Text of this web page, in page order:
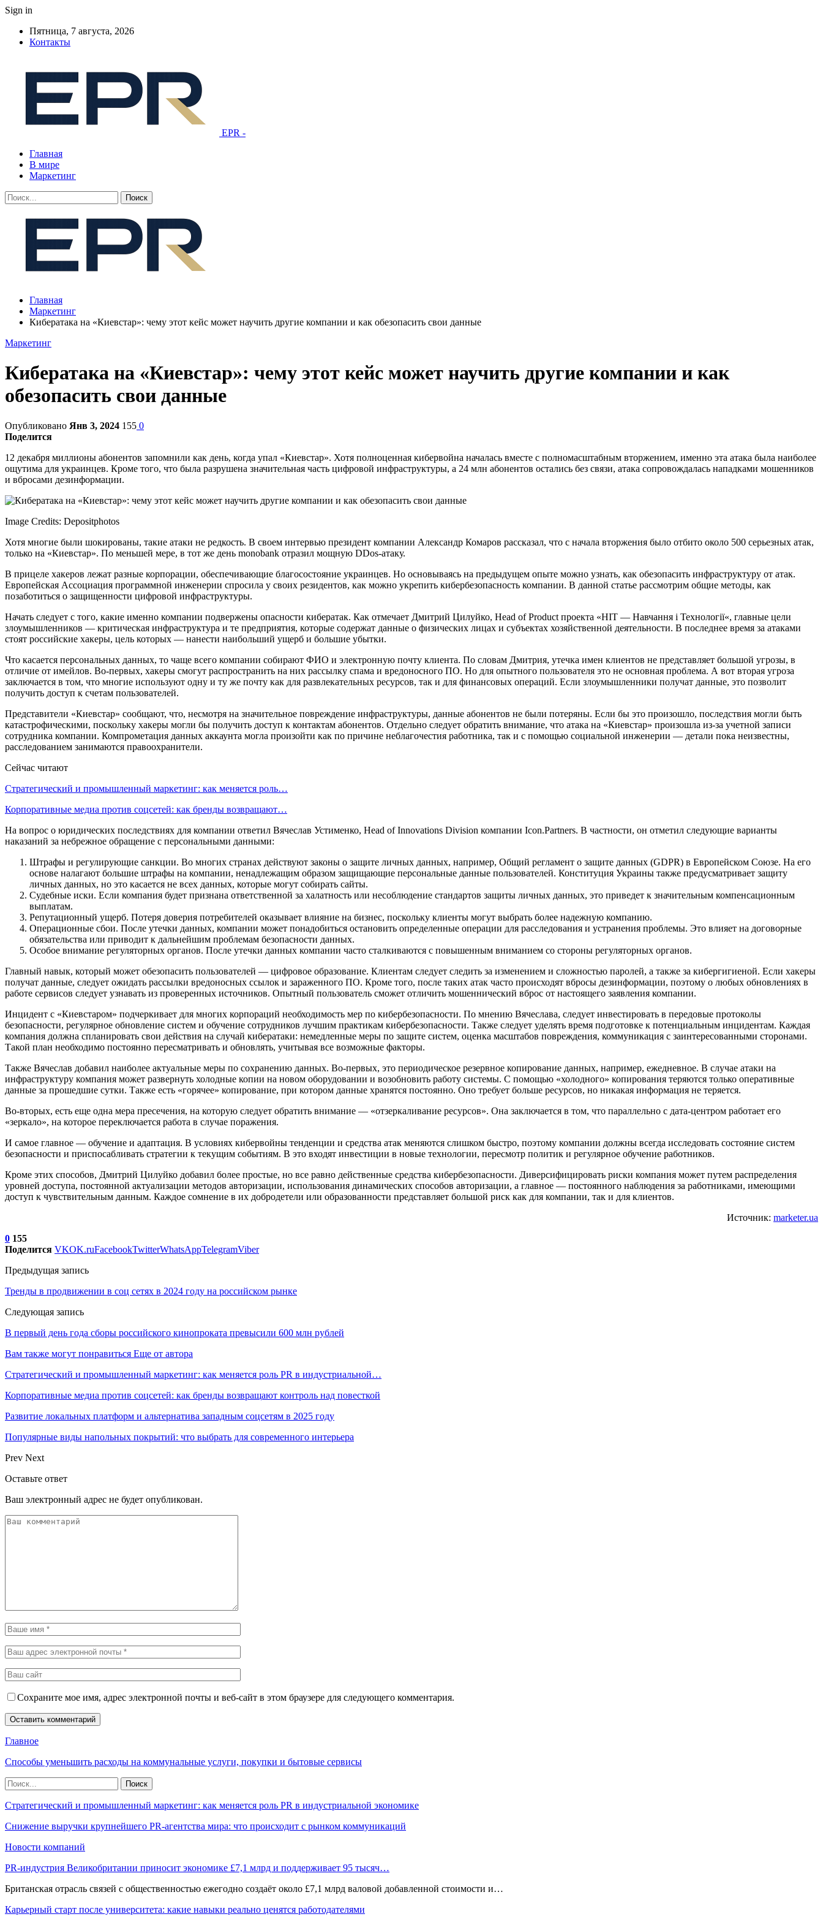
Sign in
Пятница, 7 августа, 2026
Контакты
EPR -
Главная
В мире
Маркетинг
Главная
Маркетинг
Кибератака на «Киевстар»: чему этот кейс может научить другие компании и как обезопасить свои данные
Маркетинг
Кибератака на «Киевстар»: чему этот кейс может научить другие компании и как
обезопасить свои данные
Опубликовано Янв 3, 2024 155 0
Поделится
12 декабря миллионы абонентов запомнили как день, когда упал «Киевстар». Хотя полноценная кибервойна началась вместе с полномасштабным вторжением, именно эта атака была наиболее
ощутима для украинцев. Кроме того, что была разрушена значительная часть цифровой инфраструктуры, а 24 млн абонентов остались без связи, атака сопровождалась нападками мошенников
и вбросами дезинформации.
Image Credits: Depositphotos
Хотя многие были шокированы, такие атаки не редкость. В своем интервью президент компании Александр Комаров рассказал, что с начала вторжения было отбито около 500 серьезных атак,
только на «Киевстар». По меньшей мере, в тот же день monobank отразил мощную DDos-атаку.
В прицеле хакеров лежат разные корпорации, обеспечивающие благосостояние украинцев. Но основываясь на предыдущем опыте можно узнать, как обезопасить инфраструктуру от атак.
Европейская Ассоциация программной инженерии спросила у своих резидентов, как можно укрепить кибербезопасность компании. В данной статье рассмотрим общие методы, как
позаботиться о защищенности цифровой инфраструктуры.
Начать следует с того, какие именно компании подвержены опасности кибератак. Как отмечает Дмитрий Цилуйко, Head of Product проекта «НІТ — Навчання і Технології«, главные цели
злоумышленников — критическая инфраструктура и те предприятия, которые содержат данные о физических лицах и субъектах хозяйственной деятельности. В последнее время за атаками
стоят российские хакеры, цель которых — нанести наибольший ущерб и большие убытки.
Что касается персональных данных, то чаще всего компании собирают ФИО и электронную почту клиента. По словам Дмитрия, утечка имен клиентов не представляет большой угрозы, в
отличие от имейлов. Во-первых, хакеры смогут распространить на них рассылку спама и вредоносного ПО. Но для опытного пользователя это не основная проблема. А вот вторая угроза
заключается в том, что многие используют одну и ту же почту как для развлекательных ресурсов, так и для финансовых операций. Если злоумышленники получат данные, это позволит
получить доступ к счетам пользователей.
Представители «Киевстар» сообщают, что, несмотря на значительное повреждение инфраструктуры, данные абонентов не были потеряны. Если бы это произошло, последствия могли быть
катастрофическими, поскольку хакеры могли бы получить доступ к контактам абонентов. Отдельно следует обратить внимание, что атака на «Киевстар» произошла из-за учетной записи
сотрудника компании. Компрометация данных аккаунта могла произойти как по причине неблагочестия работника, так и с помощью социальной инженерии — детали пока неизвестны,
расследованием занимаются правоохранители.
Сейчас читают
Стратегический и промышленный маркетинг: как меняется роль…
Корпоративные медиа против соцсетей: как бренды возвращают…
На вопрос о юридических последствиях для компании ответил Вячеслав Устименко, Head of Innovations Division компании Icon.Partners. В частности, он отметил следующие варианты
наказаний за небрежное обращение с персональными данными:
Штрафы и регулирующие санкции. Во многих странах действуют законы о защите личных данных, например, Общий регламент о защите данных (GDPR) в Европейском Союзе. На его
основе налагают большие штрафы на компании, ненадлежащим образом защищающие персональные данные пользователей. Конституция Украины также предусматривает защиту
личных данных, но это касается не всех данных, которые могут собирать сайты.
Судебные иски. Если компания будет признана ответственной за халатность или несоблюдение стандартов защиты личных данных, это приведет к значительным компенсационным
выплатам.
Репутационный ущерб. Потеря доверия потребителей оказывает влияние на бизнес, поскольку клиенты могут выбрать более надежную компанию.
Операционные сбои. После утечки данных, компании может понадобиться остановить определенные операции для расследования и устранения проблемы. Это влияет на договорные
обязательства или приводит к дальнейшим проблемам безопасности данных.
Особое внимание регуляторных органов. После утечки данных компании часто сталкиваются с повышенным вниманием со стороны регуляторных органов.
Главный навык, который может обезопасить пользователей — цифровое образование. Клиентам следует следить за изменением и сложностью паролей, а также за кибергигиеной. Если хакеры
получат данные, следует ожидать рассылки вредоносных ссылок и зараженного ПО. Кроме того, после таких атак часто происходят вбросы дезинформации, поэтому о любых обновлениях в
работе сервисов следует узнавать из проверенных источников. Опытный пользователь сможет отличить мошеннический вброс от настоящего заявления компании.
Инцидент с «Киевстаром» подчеркивает для многих корпораций необходимость мер по кибербезопасности. По мнению Вячеслава, следует инвестировать в передовые протоколы
безопасности, регулярное обновление систем и обучение сотрудников лучшим практикам кибербезопасности. Также следует уделять время подготовке к потенциальным инцидентам. Каждая
компания должна спланировать свои действия на случай кибератаки: немедленные меры по защите систем, оценка масштабов повреждения, коммуникация с заинтересованными сторонами.
Такой план необходимо постоянно пересматривать и обновлять, учитывая все возможные факторы.
Также Вячеслав добавил наиболее актуальные меры по сохранению данных. Во-первых, это периодическое резервное копирование данных, например, ежедневное. В случае атаки на
инфраструктуру компания может развернуть холодные копии на новом оборудовании и возобновить работу системы. С помощью «холодного» копирования теряются только оперативные
данные за прошедшие сутки. Также есть «горячее» копирование, при котором данные хранятся постоянно. Оно требует больше ресурсов, но никакая информация не теряется.
Во-вторых, есть еще одна мера пресечения, на которую следует обратить внимание — «отзеркаливание ресурсов». Она заключается в том, что параллельно с дата-центром работает его
«зеркало», на которое переключается работа в случае поражения.
И самое главное — обучение и адаптация. В условиях кибервойны тенденции и средства атак меняются слишком быстро, поэтому компании должны всегда исследовать состояние систем
безопасности и приспосабливать стратегии к текущим событиям. В это входят инвестиции в новые технологии, пересмотр политик и регулярное обучение работников.
Кроме этих способов, Дмитрий Цилуйко добавил более простые, но все равно действенные средства кибербезопасности. Диверсифицировать риски компания может путем распределения
уровней доступа, постоянной актуализации методов авторизации, использования динамических способов авторизации, а главное — постоянного наблюдения за работниками, имеющими
доступ к чувствительным данным. Каждое сомнение в их добродетели или образованности представляет большой риск как для компании, так и для клиентов.
Источник: marketer.ua
0 155
Поделится VKOK.ruFacebookTwitterWhatsAppTelegramViber
Предыдущая запись
Тренды в продвижении в соц сетях в 2024 году на российском рынке
Следующая запись
В первый день года сборы российского кинопроката превысили 600 млн рублей
Вам также могут понравиться Еще от автора
Стратегический и промышленный маркетинг: как меняется роль PR в индустриальной…
Корпоративные медиа против соцсетей: как бренды возвращают контроль над повесткой
Развитие локальных платформ и альтернатива западным соцсетям в 2025 году
Популярные виды напольных покрытий: что выбрать для современного интерьера
Prev Next
Оставьте ответ
Ваш электронный адрес не будет опубликован.
Сохраните мое имя, адрес электронной почты и веб-сайт в этом браузере для следующего комментария.
Главное
Способы уменьшить расходы на коммунальные услуги, покупки и бытовые сервисы
Стратегический и промышленный маркетинг: как меняется роль PR в индустриальной экономике
Снижение выручки крупнейшего PR-агентства мира: что происходит с рынком коммуникаций
Новости компаний
PR-индустрия Великобритании приносит экономике £7,1 млрд и поддерживает 95 тысяч…
Британская отрасль связей с общественностью ежегодно создаёт около £7,1 млрд валовой добавленной стоимости и…
Карьерный старт после университета: какие навыки реально ценятся работодателями